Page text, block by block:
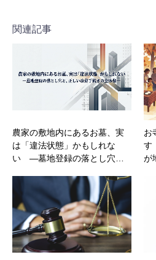
関連記事
農家の敷地内にあるお墓、実
は「違法状態」かもしれな
い ―墓地登録の落とし穴…
お
す
が